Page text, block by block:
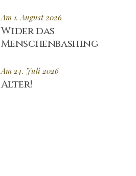
Am 1. August 2026
Wider das
Menschenbashing
Am 24. Juli 2026
Alter!